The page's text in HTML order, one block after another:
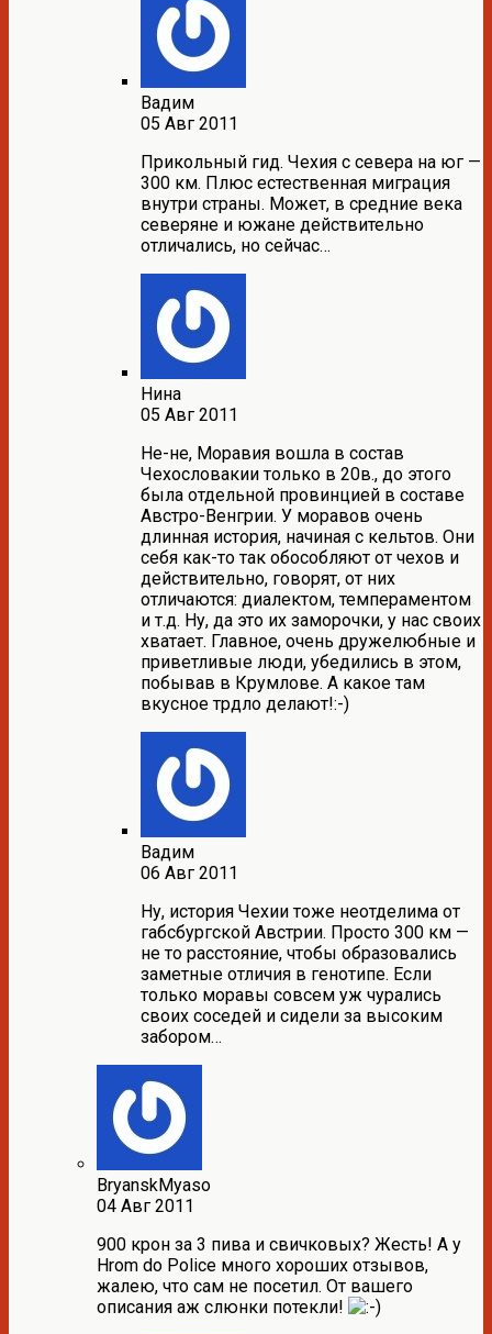
Вадим
05 Авг 2011
Прикольный гид. Чехия с севера на юг —
300 км. Плюс естественная миграция
внутри страны. Может, в средние века
северяне и южане действительно
отличались, но сейчас…
Нина
05 Авг 2011
Не-не, Моравия вошла в состав
Чехословакии только в 20в., до этого
была отдельной провинцией в составе
Австро-Венгрии. У моравов очень
длинная история, начиная с кельтов. Они
себя как-то так обособляют от чехов и
действительно, говорят, от них
отличаются: диалектом, темпераментом
и т.д. Ну, да это их заморочки, у нас своих
хватает. Главное, очень дружелюбные и
приветливые люди, убедились в этом,
побывав в Крумлове. А какое там
вкусное трдло делают!:-)
Вадим
06 Авг 2011
Ну, история Чехии тоже неотделима от
габсбургской Австрии. Просто 300 км —
не то расстояние, чтобы образовались
заметные отличия в генотипе. Если
только моравы совсем уж чурались
своих соседей и сидели за высоким
забором…
BryanskMyaso
04 Авг 2011
900 крон за 3 пива и свичковых? Жесть! А у
Hrom do Police много хороших отзывов,
жалею, что сам не посетил. От вашего
описания аж слюнки потекли!